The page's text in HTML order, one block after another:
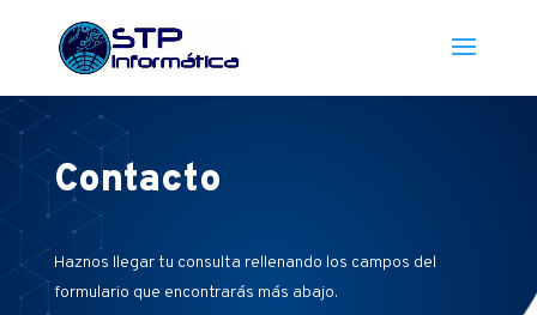
Contacto
Haznos llegar tu consulta rellenando los campos del
formulario que encontrarás más abajo.